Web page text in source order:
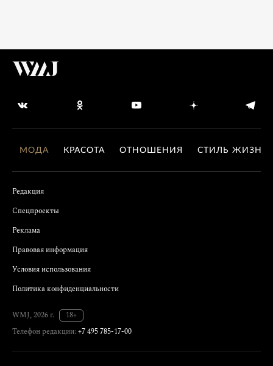
МОДА КРАСОТА ОТНОШЕНИЯ СТИЛЬ ЖИЗНИ
Редакция
Спецпроекты
Реклама
Правовая информация
Условия использования
Политика конфиденциальности
WMJ, 2026 г.
18+
Телефон редакции: +7 495 785-17-00